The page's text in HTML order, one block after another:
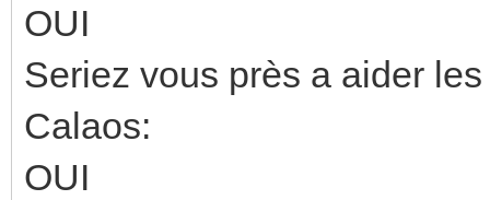
OUI
Seriez vous près a aider
Calaos:
OUI